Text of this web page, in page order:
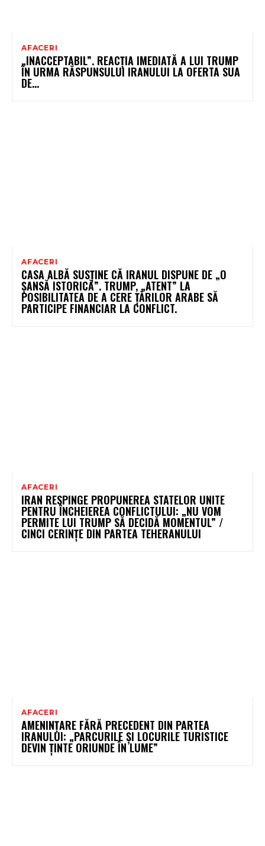
AFACERI
„INACCEPTABIL”. REACȚIA IMEDIATĂ A LUI TRUMP
ÎN URMA RĂSPUNSULUI IRANULUI LA OFERTA SUA
DE…
AFACERI
CASA ALBĂ SUSȚINE CĂ IRANUL DISPUNE DE „O
ȘANSĂ ISTORICĂ”. TRUMP, „ATENT” LA
POSIBILITATEA DE A CERE ȚĂRILOR ARABE SĂ
PARTICIPE FINANCIAR LA CONFLICT.
AFACERI
IRAN RESPINGE PROPUNEREA STATELOR UNITE
PENTRU ÎNCHEIEREA CONFLICTULUI: „NU VOM
PERMITE LUI TRUMP SĂ DECIDĂ MOMENTUL” /
CINCI CERINȚE DIN PARTEA TEHERANULUI
AFACERI
AMENINȚARE FĂRĂ PRECEDENT DIN PARTEA
IRANULUI: „PARCURILE ȘI LOCURILE TURISTICE
DEVIN ȚINTE ORIUNDE ÎN LUME”